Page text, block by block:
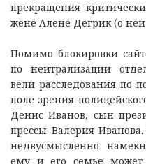
прекращения
жене Алене Дегрик (о
Помимо блокировки
по нейтрализации
вели расследования по
поле зрения
Денис Иванов, сын
прессы Валерия
недвусмысленно
ему и его семье может